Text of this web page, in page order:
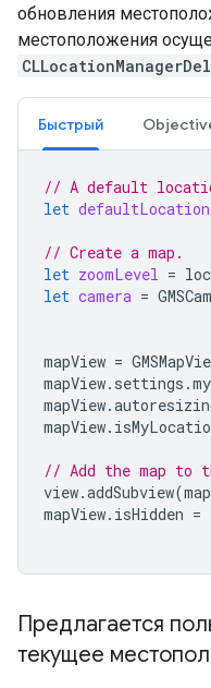
обновления
местоположения
Быстрый
// A default
let defaultLocation
// Create a map.
let zoomLevel =
let camera =
mapView =
mapView. settings .
mapView.
mapView.
// Add the map to
view.addSubview(
mapView. isHidden =
Предлагается
текущее